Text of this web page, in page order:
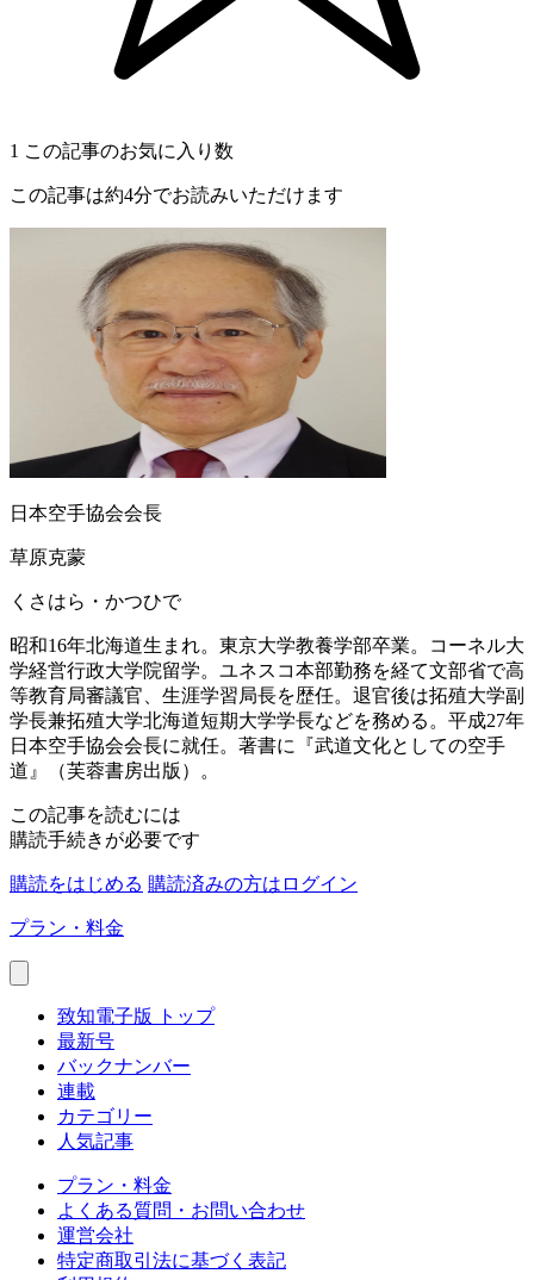
1 この記事のお気に入り数
この記事は約4分でお読みいただけます
日本空手協会会長
草原克蒙
くさはら・かつひで
昭和16年北海道生まれ。東京大学教養学部卒業。コーネル大
学経営行政大学院留学。ユネスコ本部勤務を経て文部省で高
等教育局審議官、生涯学習局長を歴任。退官後は拓殖大学副
学長兼拓殖大学北海道短期大学学長などを務める。平成27年
日本空手協会会長に就任。著書に『武道文化としての空手
道』（芙蓉書房出版）。
この記事を読むには
購読手続きが必要です
購読をはじめる 購読済みの方はログイン
プラン・料金
致知電子版 トップ
最新号
バックナンバー
連載
カテゴリー
人気記事
プラン・料金
よくある質問・お問い合わせ
運営会社
特定商取引法に基づく表記